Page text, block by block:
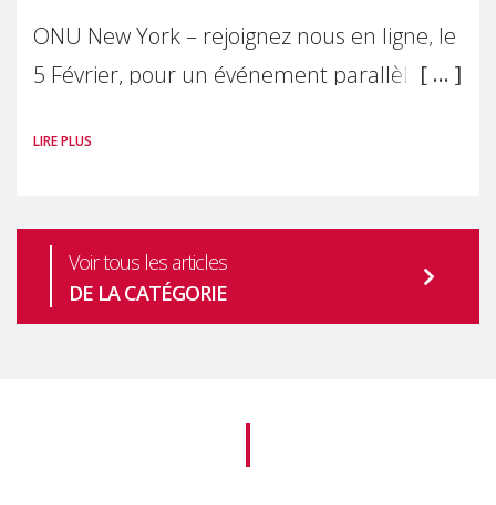
ONU New York – rejoignez nous en ligne, le
5 Février, pour un événement parallèle
Commission des Nations Unies pour le
LIRE PLUS
Voir tous les articles
DE LA CATÉGORIE